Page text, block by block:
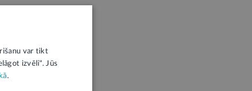
var tikt
izvēli". Jūs
.